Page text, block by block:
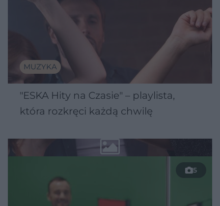
MUZYKA
"ESKA Hity na Czasie" – playlista,
która rozkręci każdą chwilę
5